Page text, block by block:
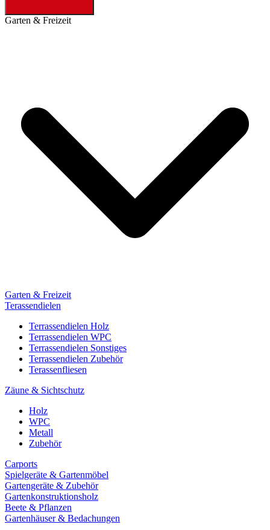
Garten & Freizeit
Garten & Freizeit
Terassendielen
Terrassendielen Holz
Terrassendielen WPC
Terrassendielen Sonstiges
Terrassendielen Zubehör
Terassenfliesen
Zäune & Sichtschutz
Holz
WPC
Metall
Zubehör
Carports
Spielgeräte & Gartenmöbel
Gartengeräte & Zubehör
Gartenkonstruktionsholz
Beete & Pflanzen
Gartenhäuser & Bedachungen